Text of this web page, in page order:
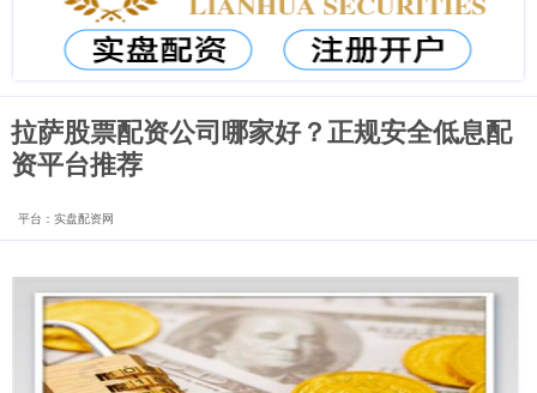
拉萨股票配资公司哪家好？正规安全低息配
资平台推荐
平台：实盘配资网